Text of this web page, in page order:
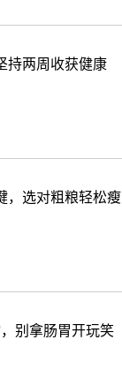
持两周收获健康
，选对粗粮轻松瘦
别拿肠胃开玩笑